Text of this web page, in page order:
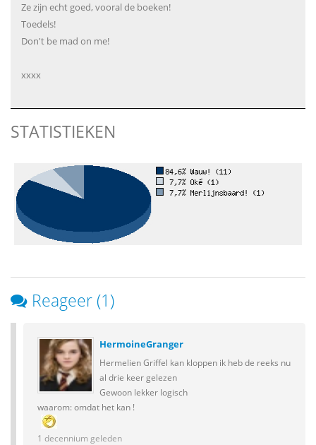
Ze zijn echt goed, vooral de boeken!
Toedels!
Don't be mad on me!
xxxx
STATISTIEKEN
Reageer (1)
HermoineGranger
Hermelien Griffel kan kloppen ik heb de reeks nu
al drie keer gelezen
Gewoon lekker logisch
waarom: omdat het kan !
1 decennium geleden